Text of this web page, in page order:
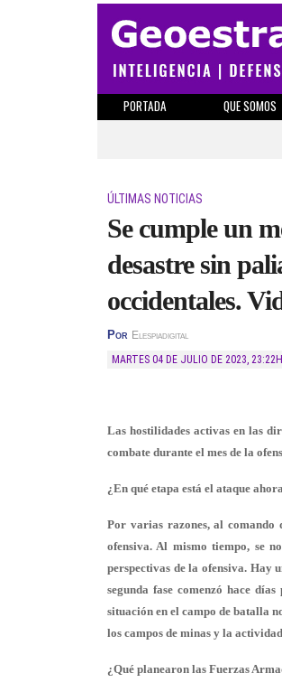
PORTADA QUE SOMOS
ÚLTIMAS NOTICIAS
Se cumple un
desastre sin
occidentales.
Por Elespiadigital
MARTES 04 DE JULIO DE 2023, 23:22H
Las hostilidades activas en las
combate durante el mes de la
¿En qué etapa está el ataque
Por varias razones, al
ofensiva. Al mismo tiempo, se
perspectivas de la ofensiva. Hay
segunda fase comenzó hace
situación en el campo de batalla
los campos de minas y la
¿Qué planearon las Fuerzas